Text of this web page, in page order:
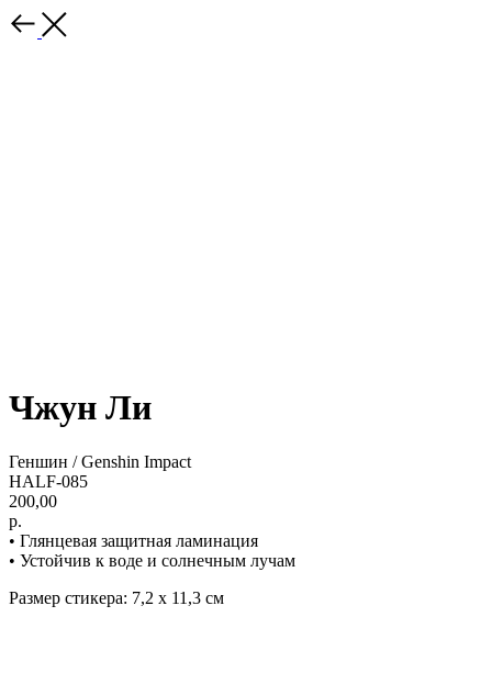
Чжун Ли
Геншин / Genshin Impact
HALF-085
200,00
р.
• Глянцевая защитная ламинация
• Устойчив к воде и солнечным лучам
Размер стикера: 7,2 х 11,3 см